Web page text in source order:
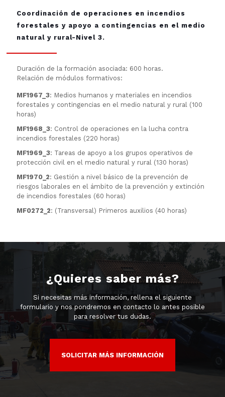
Coordinación de operaciones en incendios
forestales y apoyo a contingencias en el medio
natural y rural-Nivel 3.
Duración de la formación asociada: 600 horas.
Relación de módulos formativos:
MF1967_3: Medios humanos y materiales en incendios
forestales y contingencias en el medio natural y rural (100
horas)
MF1968_3: Control de operaciones en la lucha contra
incendios forestales (220 horas)
MF1969_3: Tareas de apoyo a los grupos operativos de
protección civil en el medio natural y rural (130 horas)
MF1970_2: Gestión a nivel básico de la prevención de
riesgos laborales en el ámbito de la prevención y extinción
de incendios forestales (60 horas)
MF0272_2: (Transversal) Primeros auxilios (40 horas)
¿Quieres saber más?
Si necesitas más información, rellena el siguiente
formulario y nos pondremos en contacto lo antes posible
para resolver tus dudas.
SOLICITAR MÁS INFORMACIÓN